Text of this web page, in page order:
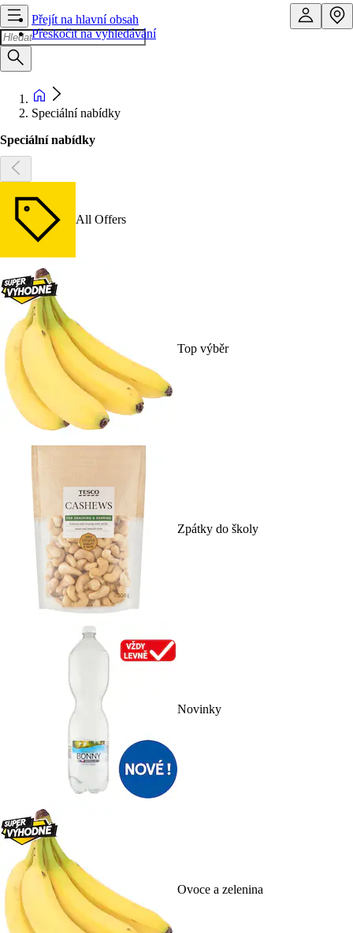
Přejít na hlavní obsah
Přeskočit na vyhledávání
Speciální nabídky
Speciální nabídky
All Offers
Top výběr
Zpátky do školy
Novinky
Ovoce a zelenina